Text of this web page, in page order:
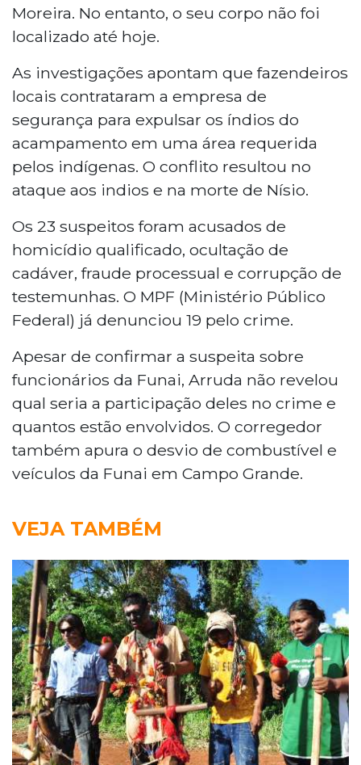
Moreira. No entanto, o seu corpo não foi
localizado até hoje.
As investigações apontam que fazendeiros
locais contrataram a empresa de
segurança para expulsar os índios do
acampamento em uma área requerida
pelos indígenas. O conflito resultou no
ataque aos indios e na morte de Nísio.
Os 23 suspeitos foram acusados de
homicídio qualificado, ocultação de
cadáver, fraude processual e corrupção de
testemunhas. O MPF (Ministério Público
Federal) já denunciou 19 pelo crime.
Apesar de confirmar a suspeita sobre
funcionários da Funai, Arruda não revelou
qual seria a participação deles no crime e
quantos estão envolvidos. O corregedor
também apura o desvio de combustível e
veículos da Funai em Campo Grande.
VEJA TAMBÉM